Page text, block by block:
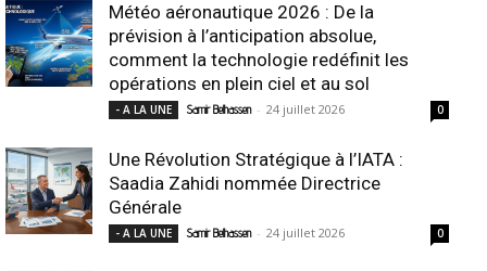
Météo aéronautique 2026 : De la
prévision à l’anticipation absolue,
comment la technologie redéfinit les
opérations en plein ciel et au sol
- A LA UNE Samir Belhassen - 24 juillet 2026 0
Une Révolution Stratégique à l’IATA :
Saadia Zahidi nommée Directrice
Générale
- A LA UNE Samir Belhassen - 24 juillet 2026 0